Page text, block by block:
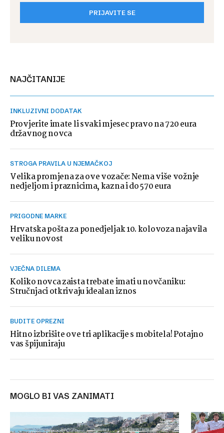
PRIJAVITE SE
NAJČITANIJE
INKLUZIVNI DODATAK
Provjerite imate li svaki mjesec pravo na 720 eura
državnog novca
STROGA PRAVILA U NJEMAČKOJ
Velika promjena za ove vozače: Nema više vožnje
nedjeljom i praznicima, kazna i do 570 eura
PRIGODNE MARKE
Hrvatska pošta za ponedjeljak 10. kolovoza najavila
veliku novost
VJEČNA DILEMA
Koliko novca zaista trebate imati u novčaniku:
Stručnjaci otkrivaju idealan iznos
BUDITE OPREZNI
Hitno izbrišite ove tri aplikacije s mobitela! Potajno
vas špijuniraju
MOGLO BI VAS ZANIMATI